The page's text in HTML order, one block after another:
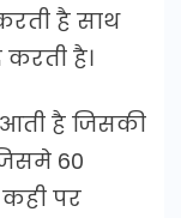
है साथ
करती है।
है जिसकी
60
पर